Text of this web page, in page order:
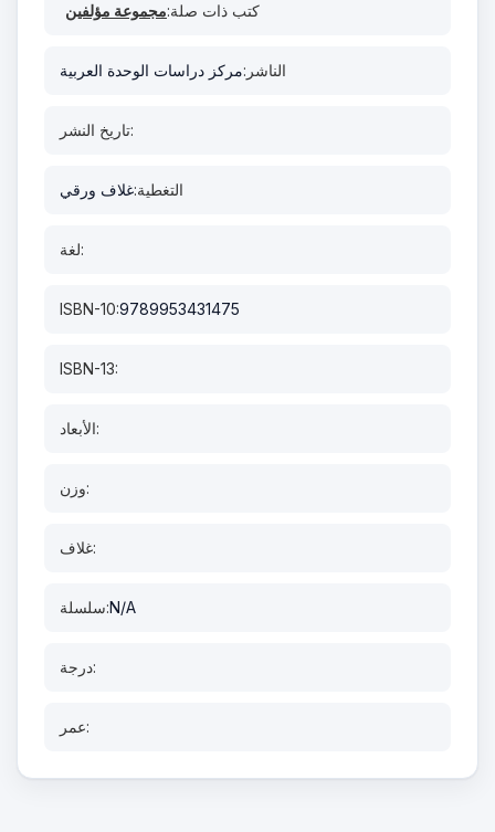
كتب ذات صلة:مجموعة مؤلفين
الناشر:مركز دراسات الوحدة العربية
تاريخ النشر:
التغطية:غلاف ورقي
لغة:
ISBN-10:9789953431475
ISBN-13:
الأبعاد:
وزن:
غلاف:
سلسلة:N/A
درجة:
عمر: